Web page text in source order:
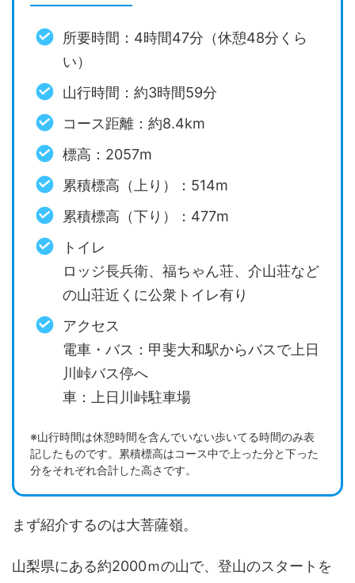
所要時間：4時間47分（休憩48分くら
い）
山行時間：約3時間59分
コース距離：約8.4km
標高：2057m
累積標高（上り）：514m
累積標高（下り）：477m
トイレ
ロッジ長兵衛、福ちゃん荘、介山荘など
の山荘近くに公衆トイレ有り
アクセス
電車・バス：甲斐大和駅からバスで上日
川峠バス停へ
車：上日川峠駐車場
※山行時間は休憩時間を含んでいない歩いてる時間のみ表
記したものです。累積標高はコース中で上った分と下った
分をそれぞれ合計した高さです。
まず紹介するのは大菩薩嶺。
山梨県にある約2000ｍの山で、登山のスタートを